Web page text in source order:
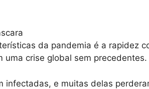
da pandemia é a rapidez
uma crise global sem precedentes.
infectadas, e muitas delas